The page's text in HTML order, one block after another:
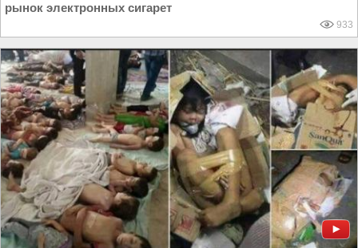
рынок электронных сигарет
933